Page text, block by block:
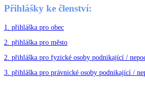
Přihlášky ke členství:
1. přihláška pro obec
2. přihláška pro město
2. přihláška pro fyzické osoby podnikající /
3. přihláška pro právnické osoby podnikající /